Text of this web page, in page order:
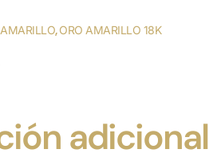
,ORO AMARILLO 18K
adicional